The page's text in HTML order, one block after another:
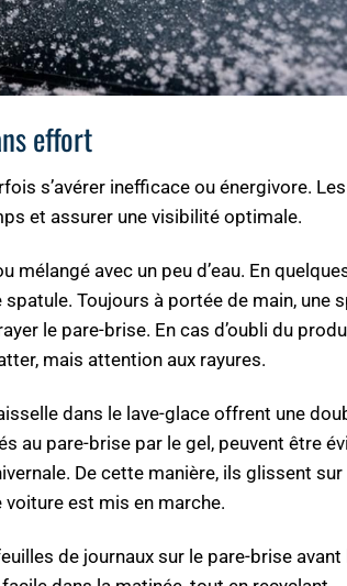
effort
s’avérer inefficace ou énergivore. Les
et assurer une visibilité optimale.
avec un peu d’eau. En
Toujours à portée de main, une
le pare-brise. En cas d’oubli du
mais attention aux rayures.
dans le lave-glace offrent une
au pare-brise par le gel, peuvent être
De cette manière, ils glissent
est mis en marche.
de journaux sur le pare-brise avant